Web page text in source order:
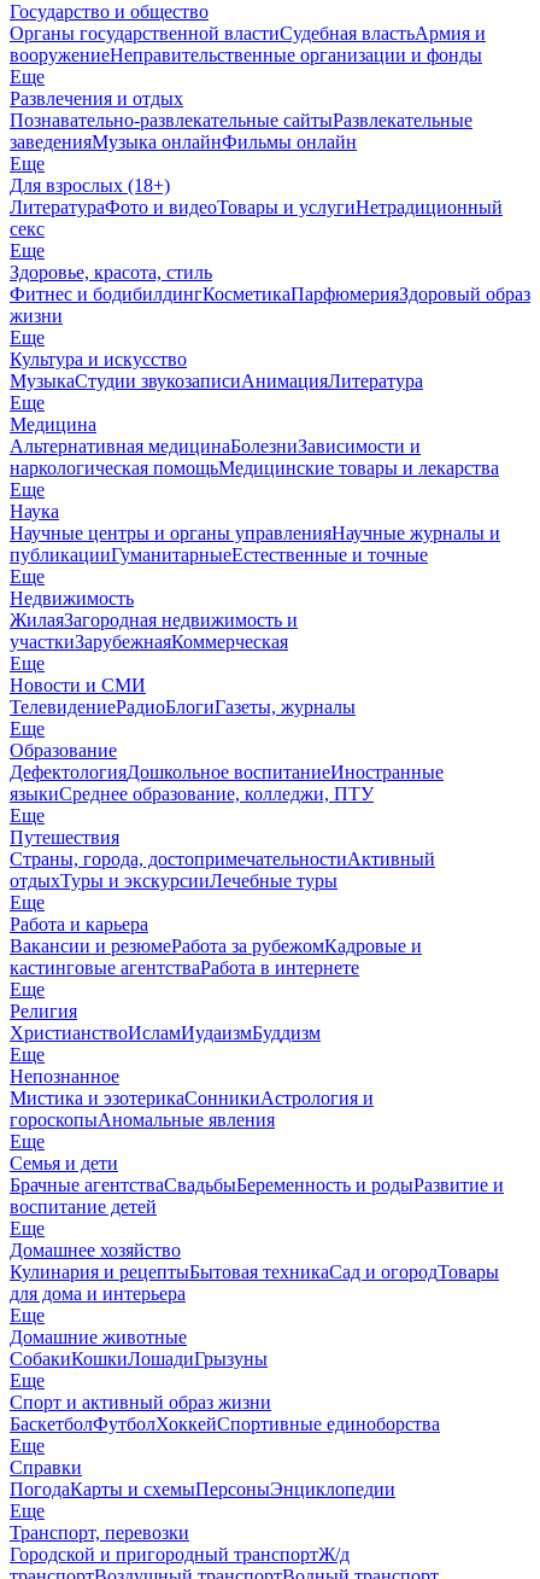
Государство и общество
Органы государственной властиСудебная властьАрмия и
вооружениеНеправительственные организации и фонды
Еще
Развлечения и отдых
Познавательно-развлекательные сайтыРазвлекательные
заведенияМузыка онлайнФильмы онлайн
Еще
Для взрослых (18+)
ЛитератураФото и видеоТовары и услугиНетрадиционный
секс
Еще
Здоровье, красота, стиль
Фитнес и бодибилдингКосметикаПарфюмерияЗдоровый образ
жизни
Еще
Культура и искусство
МузыкаСтудии звукозаписиАнимацияЛитература
Еще
Медицина
Альтернативная медицинаБолезниЗависимости и
наркологическая помощьМедицинские товары и лекарства
Еще
Наука
Научные центры и органы управленияНаучные журналы и
публикацииГуманитарныеЕстественные и точные
Еще
Недвижимость
ЖилаяЗагородная недвижимость и
участкиЗарубежнаяКоммерческая
Еще
Новости и СМИ
ТелевидениеРадиоБлогиГазеты, журналы
Еще
Образование
ДефектологияДошкольное воспитаниеИностранные
языкиСреднее образование, колледжи, ПТУ
Еще
Путешествия
Страны, города, достопримечательностиАктивный
отдыхТуры и экскурсииЛечебные туры
Еще
Работа и карьера
Вакансии и резюмеРабота за рубежомКадровые и
кастинговые агентстваРабота в интернете
Еще
Религия
ХристианствоИсламИудаизмБуддизм
Еще
Непознанное
Мистика и эзотерикаСонникиАстрология и
гороскопыАномальные явления
Еще
Семья и дети
Брачные агентстваСвадьбыБеременность и родыРазвитие и
воспитание детей
Еще
Домашнее хозяйство
Кулинария и рецептыБытовая техникаСад и огородТовары
для дома и интерьера
Еще
Домашние животные
СобакиКошкиЛошадиГрызуны
Еще
Спорт и активный образ жизни
БаскетболФутболХоккейСпортивные единоборства
Еще
Справки
ПогодаКарты и схемыПерсоныЭнциклопедии
Еще
Транспорт, перевозки
Городской и пригородный транспортЖ/д